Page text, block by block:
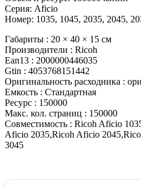
Серия: Aficio
Номер: 1035, 1045, 2035, 2045,
Габариты : 20 × 40 × 15 см
Производители : Ricoh
Ean13 : 2000000446035
Gtin : 4053768151442
Оригинальность расходника :
Емкость : Стандартная
Ресурс : 150000
Макс. кол. страниц : 150000
Совместимость : Ricoh Aficio
Aficio 2035,Ricoh Aficio
3045